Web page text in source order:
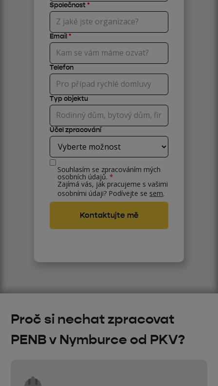
Společnost*
Email*
Telefon
Typ objektu
Účel zpracování
Souhlasím se zpracováním mých
osobních údajů.*
Zajímá vás, jak pracujeme s vašimi
osobními údaji? Podívejte se sem.
Proč si nechat zpracovat
PENB v Nymburce od PKV?